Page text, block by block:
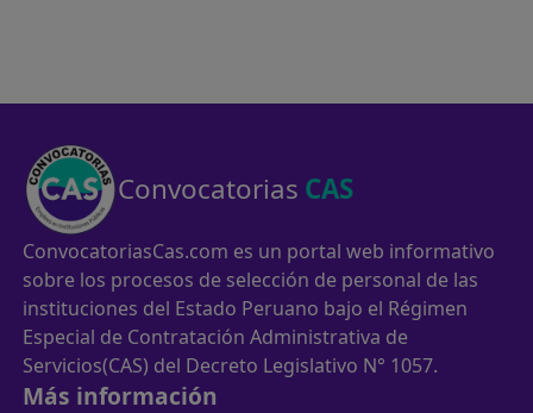
Convocatorias CAS
ConvocatoriasCas.com es un portal web informativo
sobre los procesos de selección de personal de las
instituciones del Estado Peruano bajo el Régimen
Especial de Contratación Administrativa de
Servicios(CAS) del Decreto Legislativo N° 1057.
Más información